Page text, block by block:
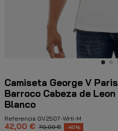
Camiseta George V Paris
Barroco Cabeza de Leon
Blanco
Referencia GV2507-WHI-M
42,00 € 70,00 € -40%